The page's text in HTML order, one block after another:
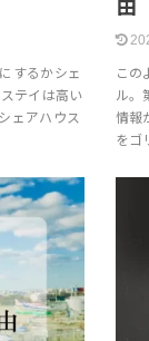
するかシェ
テイは高い
ェアハウス
由
この
ル。
情報
をゴ